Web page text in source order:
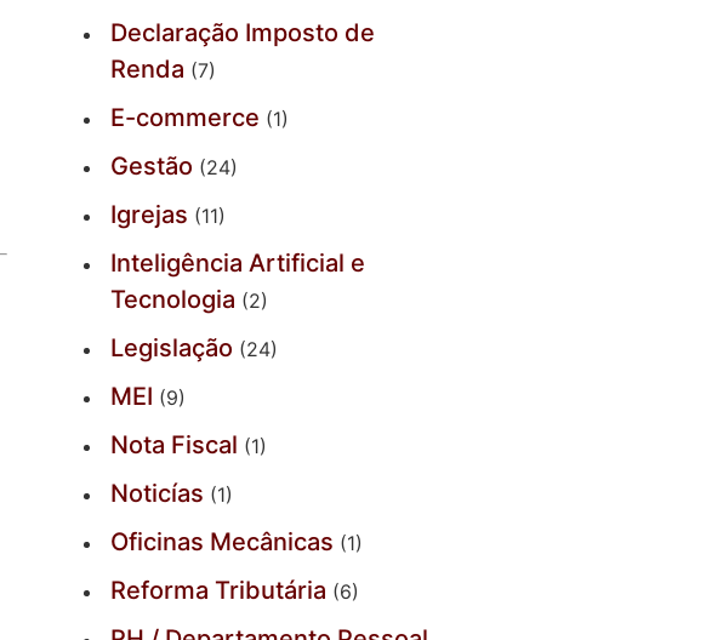
Declaração Imposto de
Renda (7)
E-commerce (1)
Gestão (24)
Igrejas (11)
Inteligência Artificial e
Tecnologia (2)
Legislação (24)
MEI (9)
Nota Fiscal (1)
Noticías (1)
Oficinas Mecânicas (1)
Reforma Tributária (6)